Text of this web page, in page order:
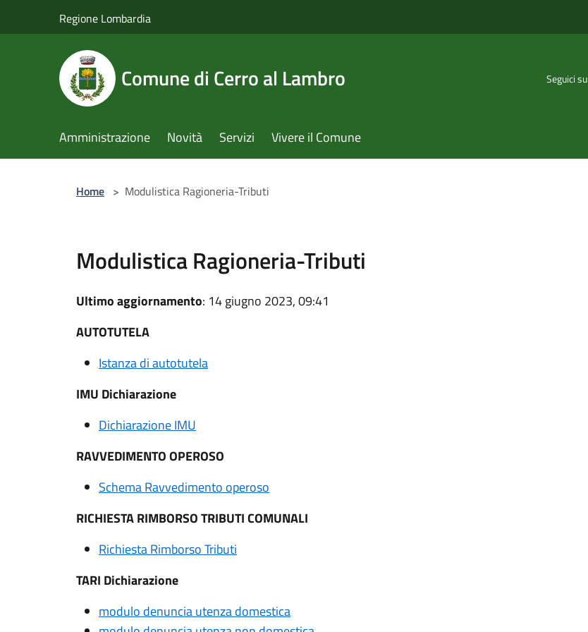
Regione Lombardia
Comune di Cerro al Lambro Seguici su
Amministrazione Novità Servizi Vivere il Comune
Home > Modulistica Ragioneria-Tributi
Modulistica Ragioneria-Tributi
Ultimo aggiornamento: 14 giugno 2023, 09:41
AUTOTUTELA
Istanza di autotutela
IMU Dichiarazione
DichiarazioneIMU
RAVVEDIMENTO OPEROSO
Schema Ravvedimento operoso
RICHIESTA RIMBORSO TRIBUTI COMUNALI
Richiesta Rimborso Tributi
TARI Dichiarazione
modulo denuncia utenza domestica